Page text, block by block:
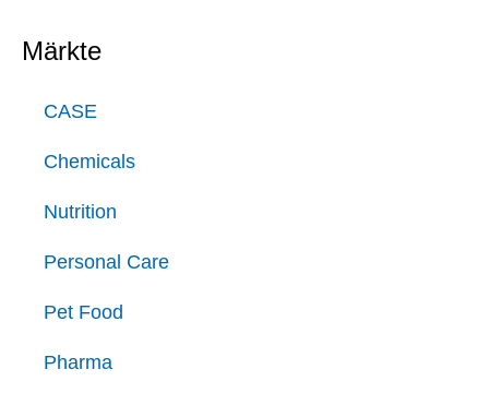
Märkte
CASE
Chemicals
Nutrition
Personal Care
Pet Food
Pharma